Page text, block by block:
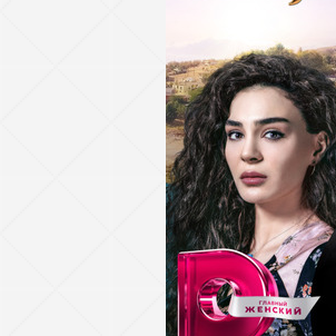
105 серия
106 серия
109 серия
110 серия
113 серия
114 серия
117 серия
118 серия
121 серия
122 серия